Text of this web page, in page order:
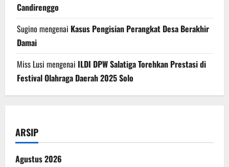
Candirenggo
Sugino mengenai Kasus Pengisian Perangkat Desa Berakhir
Damai
Miss Lusi mengenai ILDI DPW Salatiga Torehkan Prestasi di
Festival Olahraga Daerah 2025 Solo
ARSIP
Agustus 2026